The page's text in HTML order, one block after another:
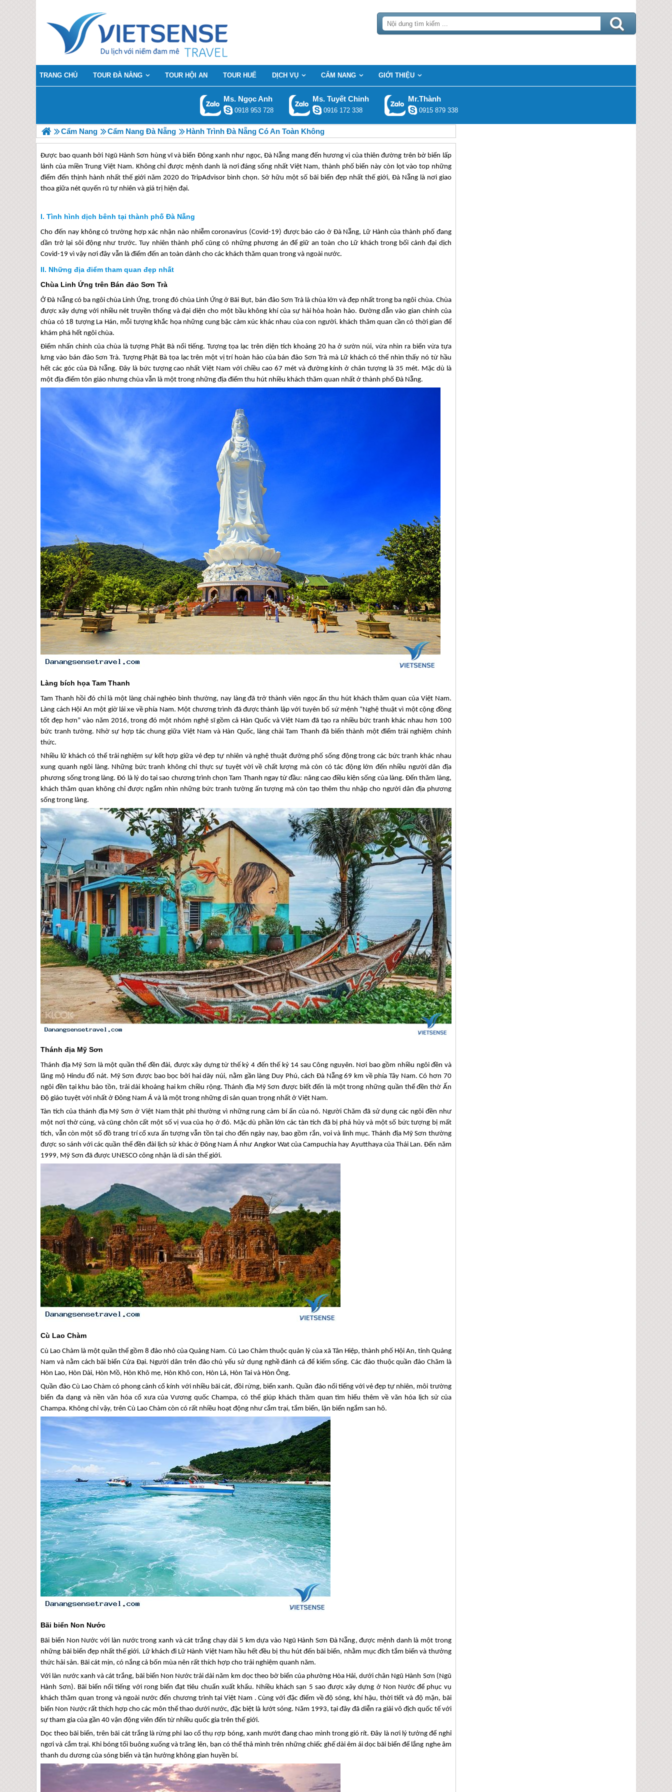
TRANG CHỦ TOUR ĐÀ NẴNG TOUR HỘI AN TOUR HUẾ DỊCH VỤ CẨM NANG GIỚI THIỆU
Ms. Ngọc Anh
0918 953 728
Ms. Tuyết Chinh
0916 172 338
Mr.Thành
0915 879 338
Cẩm Nang Cẩm Nang Đà Nẵng Hành Trình Đà Nẵng Có An Toàn Không
Được bao quanh bởi Ngũ Hành Sơn hùng vĩ và biển Đông xanh như ngọc, Đà Nẵng mang đến hương vị của thiên đường trên bờ biển lấp
lánh của miền Trung Việt Nam. Không chỉ được mệnh danh là nơi đáng sống nhất Việt Nam, thành phố biển này còn lọt vào top những
điểm đến thịnh hành nhất thế giới năm 2020 do TripAdvisor bình chọn. Sở hữu một số bãi biển đẹp nhất thế giới, Đà Nẵng là nơi giao
thoa giữa nét quyến rũ tự nhiên và giá trị hiện đại.
Tình hình dịch bênh tại thành phố Đà Nẵng
Cho đến nay không có trường hợp xác nhận nào nhiễm coronavirus (Covid-19) được báo cáo ở Đà Nẵng, Lữ Hành của thành phố đang
dần trở lại sôi động như trước. Tuy nhiên thành phố cũng có những phương án để giữ an toàn cho Lữ khách trong bối cảnh đại dịch
Covid-19 vì vậy nơi đây vẫn là điểm đến an toàn dành cho các khách thăm quan trong và ngoài nước.
Những địa điểm tham quan đẹp nhất
Chùa Linh Ứng trên Bán đảo Sơn Trà
ỞĐà Nẵngcó ba ngôi chùa Linh Ứng, trong đó chùa Linh Ứng ở Bãi Bụt, bán đảo Sơn Trà là chùa lớn và đẹp nhất trong ba ngôi chùa. Chùa
được xây dựng với nhiều nét truyền thống và đại diện cho một bầu không khí của sự hài hòa hoàn hảo. Đường dẫn vào gian chính của
chùa có 18 tượng La Hán, mỗi tượng khắc họa những cung bậc cảm xúc khác nhau của con người. khách thăm quan cần có thời gian để
khám phá hết ngôi chùa.
Điểm nhấn chính của chùa là tượng Phật Bà nổi tiếng. Tượng tọa lạc trên diện tích khoảng 20 ha ở sườn núi, vừa nhìn ra biển vừa tựa
lưng vào bán đảo Sơn Trà. Tượng Phật Bà tọa lạc trên một vị trí hoàn hảo của bán đảo Sơn Trà mà Lữ khách có thể nhìn thấy nó từ hầu
hết các góc củaĐà Nẵng. Đây là bức tượng cao nhất Việt Nam với chiều cao 67 mét và đường kính ở chân tượng là 35 mét. Mặc dù là
một địa điểm tôn giáo nhưng chùa vẫn là một trong những địa điểm thu hút nhiều khách thăm quan nhất ở thành phốĐà Nẵng.
Làng bích họa Tam Thanh
Tam Thanh hồi đó chỉ là một làng chài nghèo bình thường, nay làng đã trở thành viên ngọc ẩn thu hút khách thăm quan của Việt Nam.
Làng cách Hội An một giờ lái xe về phía Nam. Một chương trình đã được thành lập với tuyên bố sứ mệnh “Nghệ thuật vì một cộng đồng
tốt đẹp hơn” vào năm 2016, trong đó một nhóm nghệ sĩ gồm cả Hàn Quốc và Việt Nam đã tạo ra nhiều bức tranh khác nhau hơn 100
bức tranh tường. Nhờ sự hợp tác chung giữa Việt Nam và Hàn Quốc, làng chài Tam Thanh đã biến thành một điểm trải nghiệm chính
thức.
Nhiều lữ khách có thể trải nghiệm sự kết hợp giữa vẻ đẹp tự nhiên và nghệ thuật đường phố sống động trong các bức tranh khác nhau
xung quanh ngôi làng. Những bức tranh không chỉ thực sự tuyệt vời về chất lượng mà còn có tác động lớn đến nhiều người dân địa
phương sống trong làng. Đó là lý do tại sao chương trình chọn Tam Thanh ngay từ đầu: nâng cao điều kiện sống của làng. Đến thăm làng,
khách thăm quan không chỉ được ngắm nhìn những bức tranh tường ấn tượng mà còn tạo thêm thu nhập cho người dân địa phương
sống trong làng.
Thánh địa Mỹ Sơn
Thánh địa Mỹ Sơn là một quần thể đền đài, được xây dựng từ thế kỷ 4 đến thế kỷ 14 sau Công nguyên. Nơi bao gồm nhiều ngôi đền và
lăng mộ Hindu đổ nát. Mỹ Sơn được bao bọc bởi hai dãy núi, nằm gần làng Duy Phú, cách Đà Nẵng69 km về phía Tây Nam. Có hơn 70
ngôi đền tại khu bảo tồn, trải dài khoảng hai km chiều rộng. Thánh địa Mỹ Sơn được biết đến là một trong những quần thể đền thờ Ấn
Độ giáo tuyệt vời nhất ở Đông Nam Á và là một trong những di sản quan trọng nhất ở Việt Nam.
Tàn tích của thánh địa Mỹ Sơn ở Việt Nam thật phi thường vì những rung cảm bí ẩn của nó. Người Chăm đã sử dụng các ngôi đền như
một nơi thờ cúng, và cũng chôn cất một số vị vua của họ ở đó. Mặc dù phần lớn các tàn tích đã bị phá hủy và một số bức tượng bị mất
tích, vẫn còn một số đồ trang trí cổ xưa ấn tượng vẫn tồn tại cho đến ngày nay, bao gồm rắn, voi và linh mục. Thánh địa Mỹ Sơn thường
được so sánh với các quần thể đền đài lịch sử khác ở Đông Nam Á như Angkor Wat của Campuchia hay Ayutthaya của Thái Lan. Đến năm
1999, Mỹ Sơn đã được UNESCO công nhận là di sản thế giới.
Cù Lao Chàm
Cù Lao Chàm là một quần thể gồm 8 đảo nhỏ của Quảng Nam. Cù Lao Chàm thuộc quản lý của xã Tân Hiệp, thành phố Hội An, tỉnh Quảng
Nam và nằm cách bãi biển Cửa Đại. Người dân trên đảo chủ yếu sử dụng nghề đánh cá để kiếm sống. Các đảo thuộc quần đảo Chăm là
Hòn Lao, Hòn Dài, Hòn Mồ, Hòn Khô mẹ, Hòn Khô con, Hòn Lá, Hòn Tai và Hòn Ông.
Quần đảo Cù Lao Chàm có phong cảnh cổ kính với nhiều bãi cát, đồi rừng, biển xanh. Quần đảo nổi tiếng với vẻ đẹp tự nhiên, môi trường
biển đa dạng và nền văn hóa cổ xưa của Vương quốc Champa, có thể giúp khách thăm quan tìm hiểu thêm về văn hóa lịch sử của
Champa. Không chỉ vậy, trên Cù Lao Chàm còn có rất nhiều hoạt động như cắm trại, tắm biển, lặn biển ngắm san hô.
Bãi biển Non Nước
Bãi biển Non Nước với làn nước trong xanh và cát trắng chạy dài 5 km dựa vào Ngũ Hành Sơn Đà Nẵng, được mệnh danh là một trong
những bãi biển đẹp nhất thế giới. Lữ khách đi Lữ Hành Việt Nam hầu hết đều bị thu hút đến bãi biển, nhằm mục đích tắm biển và thưởng
thức hải sản. Bãi cát mịn, có nắng cả bốn mùa nên rất thích hợp cho trải nghiệm quanh năm.
Với làn nước xanh và cát trắng, bãi biển Non Nước trải dài năm km dọc theo bờ biển của phường Hòa Hải, dưới chân Ngũ Hành Sơn (Ngũ
Hành Sơn). Bãi biển nổi tiếng với rong biển đạt tiêu chuẩn xuất khẩu. Nhiều khách sạn 5 sao được xây dựng ở Non Nước để phục vụ
khách thăm quan trong và ngoài nước đến chương trình tại Việt Nam . Cùng với đặc điểm về độ sóng, khí hậu, thời tiết và độ mặn, bãi
biển Non Nước rất thích hợp cho các môn thể thao dưới nước, đặc biệt là lướt sóng. Năm 1993, tại đây đã diễn ra giải vô địch quốc tế với
sự tham gia của gần 40 vận động viên đến từ nhiều quốc gia trên thế giới.
Dọc theo bãi biển, trên bãi cát trắng là rừng phi lao cổ thụ rợp bóng, xanh mướt đang chao mình trong gió rít. Đây là nơi lý tưởng để nghỉ
ngơi và cắm trại. Khi bóng tối buông xuống và trăng lên, bạn có thể thả mình trên những chiếc ghế dài êm ái dọc bãi biển để lắng nghe âm
thanh du dương của sóng biển và tận hưởng không gian huyền bí.